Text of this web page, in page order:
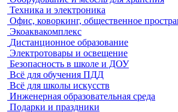
Техника и электроника
Офис, коворкинг, общественное
Экоаквакомплекс
Дистанционное образование
Электротовары и освещение
Безопасность в школе и ДОУ
Всё для обучения ПДД
Всё для школы искусств
Инженерная образовательная среда
Подарки и праздники